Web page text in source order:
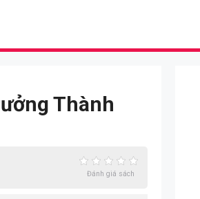
Thành
Đánh giá sách